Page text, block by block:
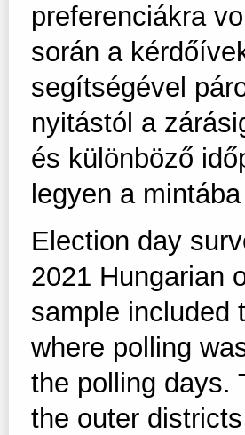
preferenciákra
során a
segítségével
nyitástól a
és különböző
legyen a
Election day
2021 Hungarian
sample included
where polling
the polling days.
the outer